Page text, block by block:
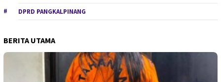
DPRD PANGKALPINANG
BERITA UTAMA